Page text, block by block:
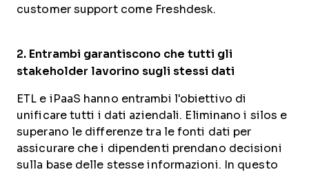
customer support come Freshdesk.
2. Entrambi garantiscono che tutti gli
stakeholder lavorino sugli stessi dati
ETL e iPaaS hanno entrambi l'obiettivo di
unificare tutti i dati aziendali. Eliminano i silos e
superano le differenze tra le fonti dati per
assicurare che i dipendenti prendano decisioni
sulla base delle stesse informazioni. In questo